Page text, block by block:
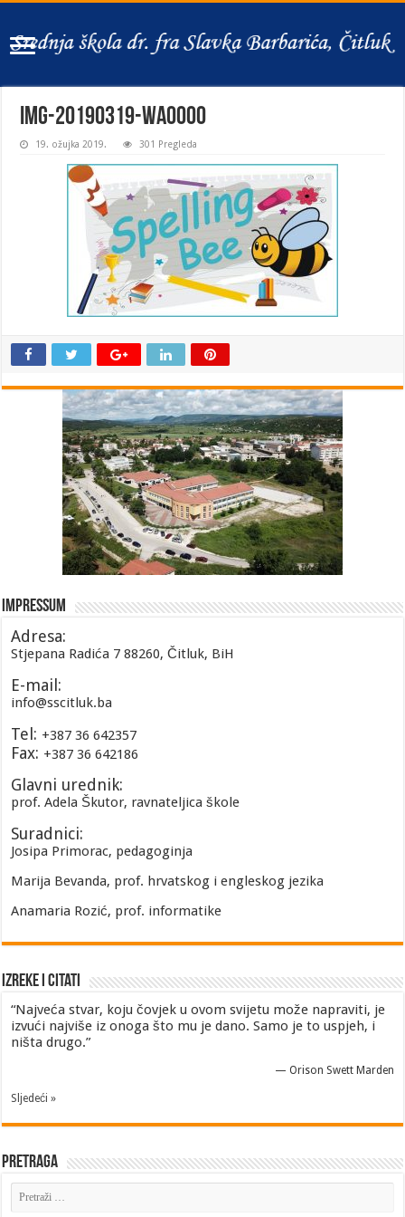
IMG-20190319-WA0000
19. ožujka 2019. 301 Pregleda
Impressum
Adresa:
Stjepana Radića 7 88260, Čitluk, BiH
E-mail:
info@sscitluk.ba
Tel: +387 36 642357
Fax: +387 36 642186
Glavni urednik:
prof. Adela Škutor, ravnateljica škole
Suradnici:
Josipa Primorac, pedagoginja
Marija Bevanda, prof. hrvatskog i engleskog jezika
Anamaria Rozić, prof. informatike
Izreke i Citati
“Najveća stvar, koju čovjek u ovom svijetu može napraviti, je
izvući najviše iz onoga što mu je dano. Samo je to uspjeh, i
ništa drugo.”
— Orison Swett Marden
Sljedeći »
Pretraga